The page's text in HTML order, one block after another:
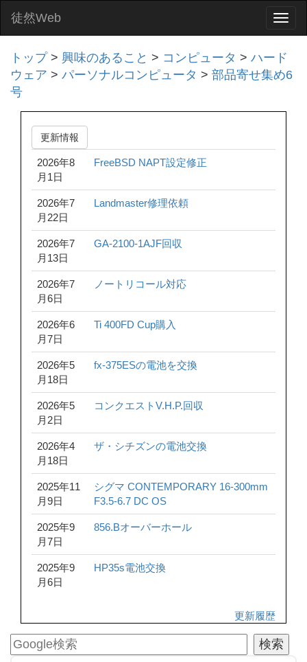
徒然Web
トップ> 興味のあること > コンピュータ > ハード
ウェア > パーソナルコンピュータ > 部品寄せ集め6
号
更新情報
2026年8
月1日
FreeBSD NAPT設定修正
2026年7
月22日
Landmaster修理依頼
2026年7
月13日
GA-2100-1AJF回収
2026年7
月6日
ノートリコール対応
2026年6
月7日
Ti 400FD Cup購入
2026年5
月18日
fx-375ESの電池を交換
2026年5
月2日
コンクエストV.H.P.回収
2026年4
月18日
ザ・シチズンの電池交換
2025年11
月9日
シグマ CONTEMPORARY 16-300mm
F3.5-6.7 DC OS
2025年9
月7日
856.Bオーバーホール
2025年9
月6日
HP35s電池交換
更新履歴